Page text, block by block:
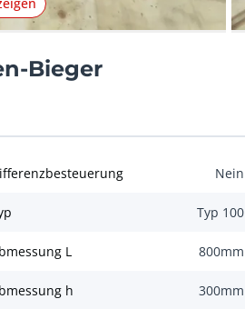
Bieger
Nein
Typ 100
L 800mm
h 300mm